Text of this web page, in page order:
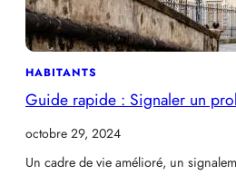
HABITANTS
Guide rapide : Signaler un
octobre 29, 2024
Un cadre de vie amélioré, un